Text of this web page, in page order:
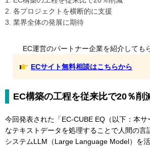
2. 各プロジェクトを横断的に支援
3. 業界全体の発展に期待
EC運営のパートナー企業を紹介しても
ECサイト無料相談はこちらから
EC構築の工程を従来比で20％削
今回発表された「EC-CUBE EQ（以下：本
なテキストデータを処理することで人間の言
システムLLM（Large Language Model）を